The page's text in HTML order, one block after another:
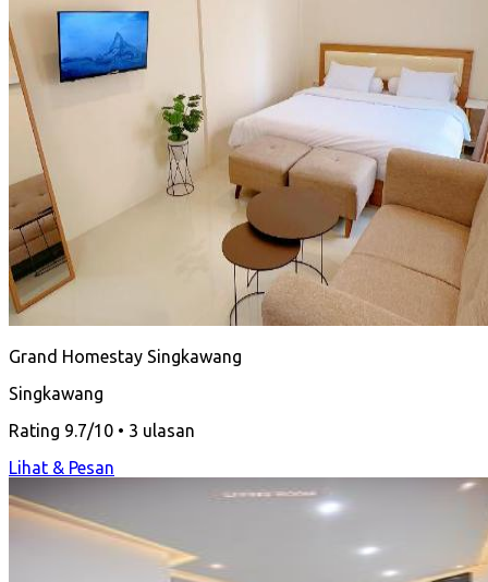
Grand Homestay Singkawang
Singkawang
Rating 9.7/10 • 3 ulasan
Lihat & Pesan